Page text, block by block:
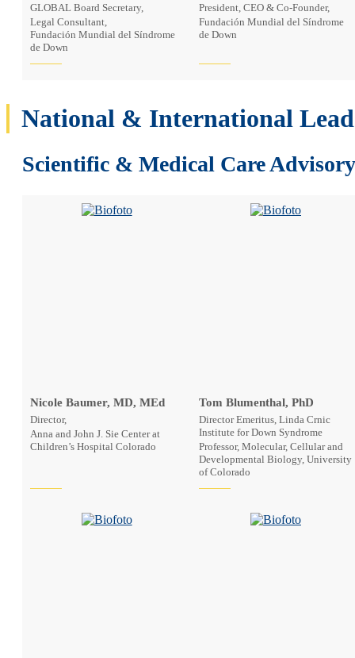
GLOBAL Board Secretary,
Legal Consultant,
Fundación Mundial del Síndrome
de Down
President, CEO & Co-Founder,
Fundación Mundial del Síndrome
de Down
National & International
Scientific & Medical Care
Nicole Baumer, MD, MEd
Director,
Anna and John J. Sie Center at
Children’s Hospital Colorado
Tom Blumenthal, PhD
Director Emeritus, Linda Crnic
Institute for Down Syndrome
Professor, Molecular, Cellular and
Developmental Biology, University
of Colorado